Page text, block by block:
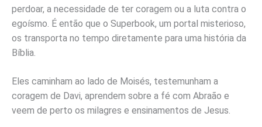
perdoar, a necessidade de ter coragem ou a luta contra o
egoísmo. É então que o Superbook, um portal misterioso,
os transporta no tempo diretamente para uma história da
Bíblia.
Eles caminham ao lado de Moisés, testemunham a
coragem de Davi, aprendem sobre a fé com Abraão e
veem de perto os milagres e ensinamentos de Jesus.